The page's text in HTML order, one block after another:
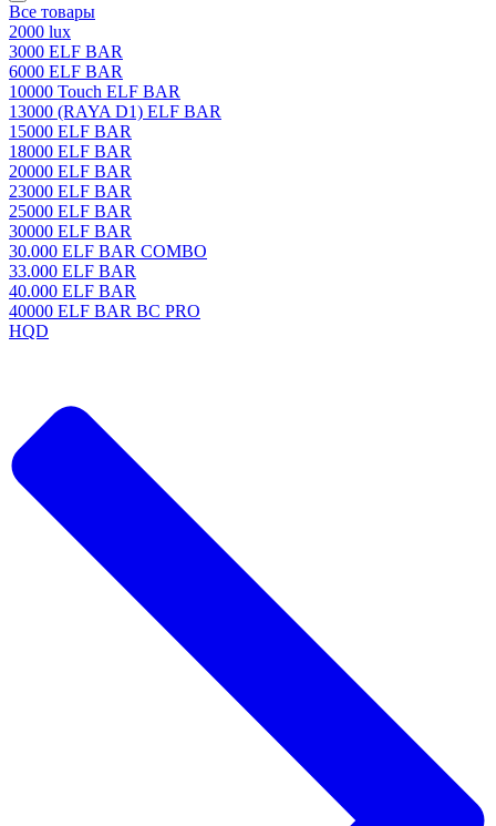
Все товары
2000 lux
3000 ELF BAR
6000 ELF BAR
10000 Touch ELF BAR
13000 (RAYA D1) ELF BAR
15000 ELF BAR
18000 ELF BAR
20000 ELF BAR
23000 ELF BAR
25000 ELF BAR
30000 ELF BAR
30.000 ELF BAR COMBO
33.000 ELF BAR
40.000 ELF BAR
40000 ELF BAR BC PRO
HQD